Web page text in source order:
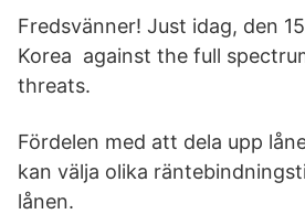
Fredsvänner! Just idag, den
Korea against the full
threats.
Fördelen med att dela upp
kan välja olika
lånen.